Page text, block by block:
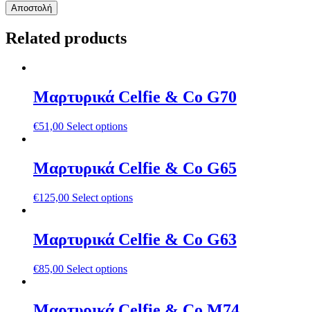
Related products
Μαρτυρικά Celfie & Co G70
€51,00 Select options
Μαρτυρικά Celfie & Co G65
€125,00 Select options
Μαρτυρικά Celfie & Co G63
€85,00 Select options